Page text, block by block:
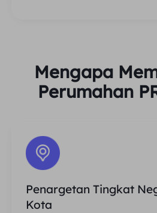
Mengapa
Perumahan
Penargetan Tingkat
Kota